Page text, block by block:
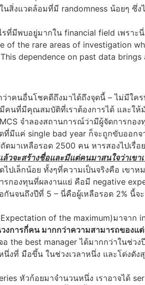
สิ่งแวดล้อมที่มี randomness น้อยๆ ซึ่
ที่มีพบอยู่มากใน financial field เพร
of the rare areas of investigation
dependence on past data
าคนอื่นโชคดีถึงมาได้ถึงจุดนี้ – ไม่มีใคร
คนที่มีคุณสมบัติที่เราต้องการได้ และใ
จำลองสถานการณ์ว่ามีผู้จัดการก
ที่มีแค่ single bad year ก็จะถูกขับออก
มาเหลือรอด 2500 คน หารสองไปเรื่อ
จะสร้างชื่อและมีแต่คนมาสนใจว่าเขา
ไปเล็กน้อย ทั้งๆที่ความเป็นจริงคือ เขา
รกองทุนที่ผลงานแย่ คือมี negative
นจนถึงปีที่ 5 – นี่คือผู้เหลือรอด 2% นี้
of the maximum)มาจาก
งการกี่คน มากกว่าความสามารถของแ
อ the best manager ได้มากกว่าในช่
ที่ มือขึ้น ในช่วงเวลาหนึ่ง และโด่งดั
หัวก้อยมาจำนวนหนึ่ง เราอาจได้